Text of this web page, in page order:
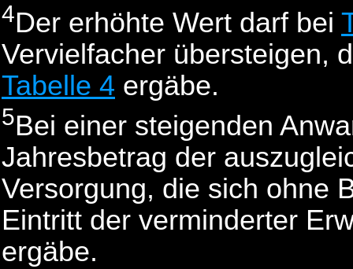
4Der erhöhte Wert darf bei
Vervielfacher übersteigen,
Tabelle 4 ergäbe.
5Bei einer steigenden
Jahresbetrag der
Versorgung, die sich ohne
Eintritt der verminderter
ergäbe.